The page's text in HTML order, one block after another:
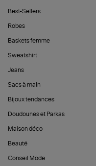
Best-Sellers
Robes
Baskets femme
Sweatshirt
Jeans
Sacs à main
Bijoux tendances
Doudounes et Parkas
Maison déco
Beauté
Conseil Mode